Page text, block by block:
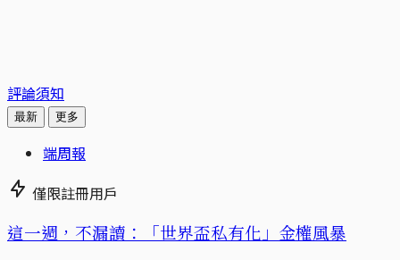
評論須知
最新 更多
端周報
僅限註冊用戶
這一週，不漏讀：「世界盃私有化」金權風暴